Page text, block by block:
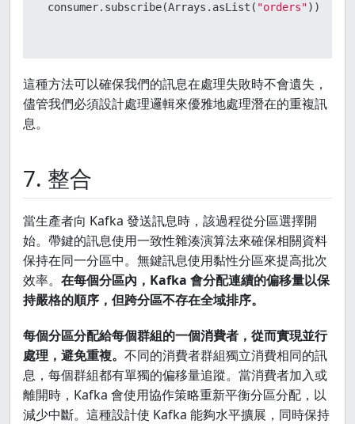
}
consumer.subscribe(Arrays.asList( "orders"));
while (totalProcessed < 10) {
try {
processOrder(record);
totalProcessed++;
} catch (Exception e) {
logger.error("Processing failed for offset: {}"
break
這種方法可以確保我們的訊息在處理失敗時不會遺失，
儘管我們必須設計處理邏輯來優雅地處理潛在的重複訊
息。
7. 整合
當生產者向 Kafka 發送訊息時，該過程從分區選擇開
始。帶鍵的訊息使用一致性雜湊演算法來確保相關資料
保持在同一分區中。無鍵訊息使用黏性分區來提高批次
效率。 在每個分區內，Kafka 會分配連續的偏移量以保
持嚴格的順序，但跨分區不存在全域排序。
每個分區分配給每個群組的一個消費者，從而實現並行
處理，避免重複。 不同的消費者群組獨立消費相同的訊
息，每個群組都有單獨的偏移量追蹤。當消費者加入或
離開時，Kafka 會使用協作策略重新平衡分區分配，以
減少中斷。這種設計使 Kafka 能夠水平擴展，同時保持